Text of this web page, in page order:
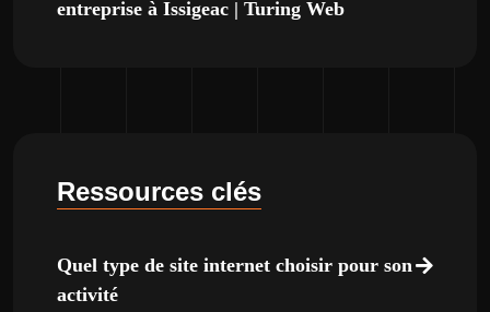
entreprise à Issigeac | Turing Web
Ressources clés
Quel type de site internet choisir pour son
activité